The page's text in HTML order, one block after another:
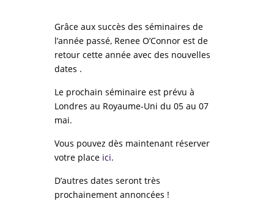
Grâce aux succès des séminaires de
l’année passé, Renee O’Connor est de
retour cette année avec des nouvelles
dates .
Le prochain séminaire est prévu à
Londres au Royaume-Uni du 05 au 07
mai.
Vous pouvez dès maintenant réserver
votre place ici.
D’autres dates seront très
prochainement annoncées !